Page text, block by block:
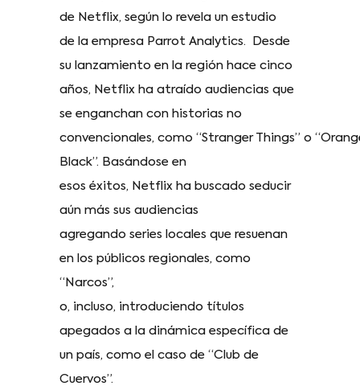
de Netflix, según lo revela un estudio
de la empresa Parrot Analytics. Desde
su lanzamiento en la región hace cinco
años, Netflix ha atraído audiencias que
se enganchan con historias no
convencionales, como “Stranger Things” o
Black”. Basándose en
esos éxitos, Netflix ha buscado seducir
aún más sus audiencias
agregando series locales que resuenan
en los públicos regionales, como
“Narcos”,
o, incluso, introduciendo títulos
apegados a la dinámica específica de
un país, como el caso de “Club de
Cuervos”.